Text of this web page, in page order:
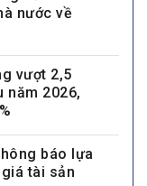
nước về
vượt 2,5
năm 2026,
báo lựa
tài sản